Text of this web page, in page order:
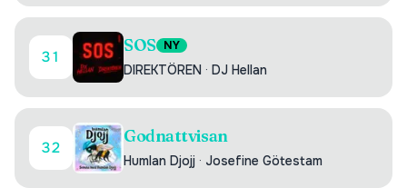
31
SOS NY
DIREKTÖREN · DJ Hellan
32
Godnattvisan
Humlan Djojj · Josefine Götestam